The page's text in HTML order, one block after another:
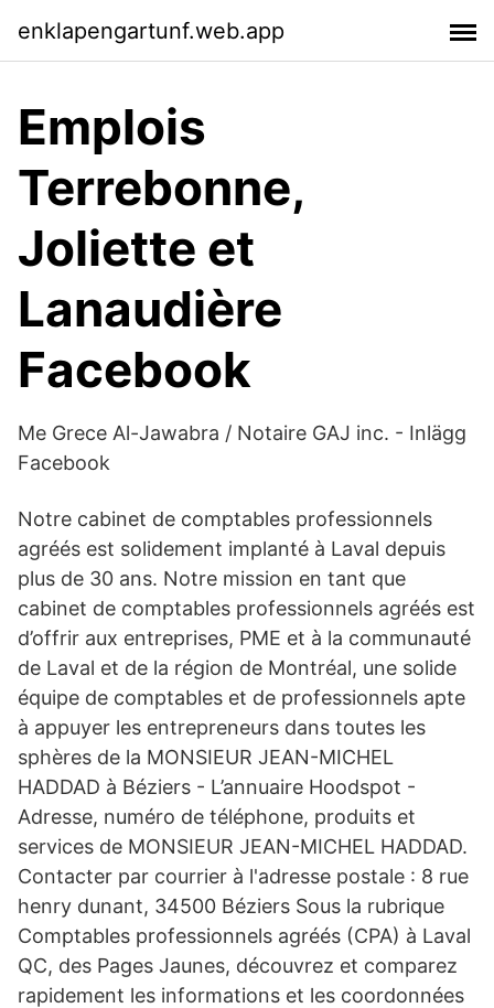
enklapengartunf.web.app
Emplois
Terrebonne,
Joliette et
Lanaudière
Facebook
Me Grece Al-Jawabra / Notaire GAJ inc. - Inlägg
Facebook
Notre cabinet de comptables professionnels
agréés est solidement implanté à Laval depuis
plus de 30 ans. Notre mission en tant que
cabinet de comptables professionnels agréés est
d’offrir aux entreprises, PME et à la communauté
de Laval et de la région de Montréal, une solide
équipe de comptables et de professionnels apte
à appuyer les entrepreneurs dans toutes les
sphères de la MONSIEUR JEAN-MICHEL
HADDAD à Béziers - L’annuaire Hoodspot -
Adresse, numéro de téléphone, produits et
services de MONSIEUR JEAN-MICHEL HADDAD.
Contacter par courrier à l'adresse postale : 8 rue
henry dunant, 34500 Béziers Sous la rubrique
Comptables professionnels agréés (CPA) à Laval
QC, des Pages Jaunes, découvrez et comparez
rapidement les informations et les coordonnées